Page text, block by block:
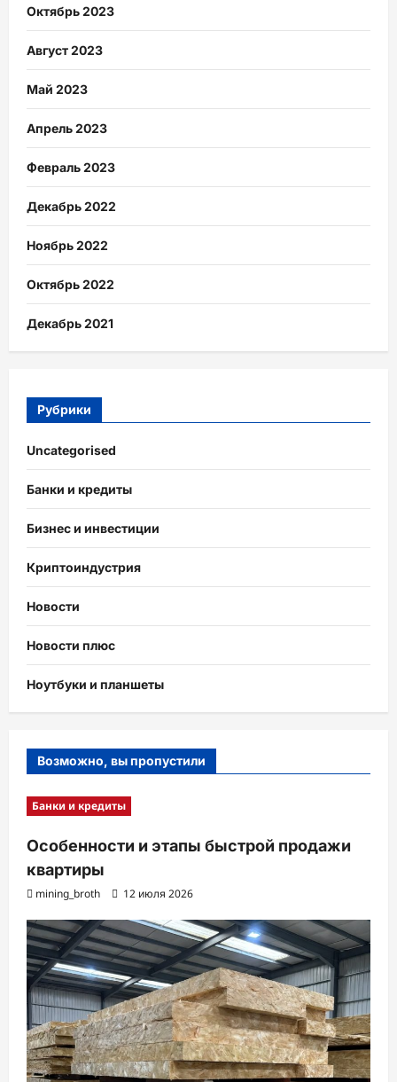
Октябрь 2023
Август 2023
Май 2023
Апрель 2023
Февраль 2023
Декабрь 2022
Ноябрь 2022
Октябрь 2022
Декабрь 2021
Рубрики
Uncategorised
Банки и кредиты
Бизнес и инвестиции
Криптоиндустрия
Новости
Новости плюс
Ноутбуки и планшеты
Возможно, вы пропустили
Банки и кредиты
Особенности и этапы быстрой продажи
квартиры
mining_broth 12 июля 2026